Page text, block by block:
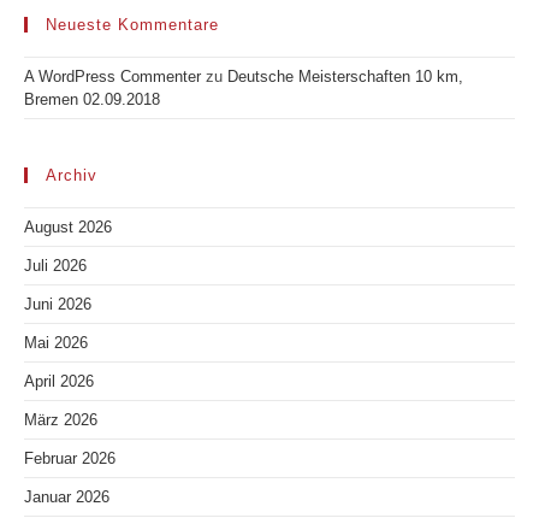
Neueste Kommentare
A WordPress Commenter zu Deutsche Meisterschaften 10 km,
Bremen 02.09.2018
Archiv
August 2026
Juli 2026
Juni 2026
Mai 2026
April 2026
März 2026
Februar 2026
Januar 2026